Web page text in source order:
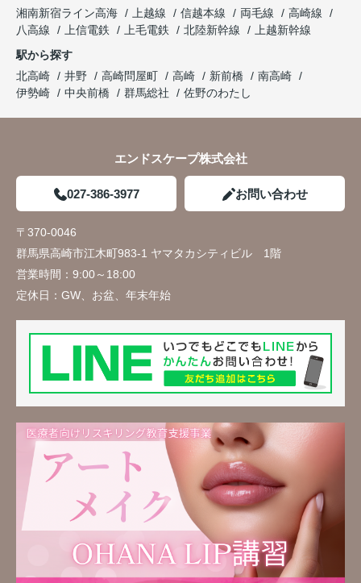
湘南新宿ライン高海
上越線 信越本線 両毛線
高崎線
八高線
上信電鉄 上毛電鉄 北陸新幹線
上越新幹線
駅から探す
北高崎
井野 高崎問屋町 高崎 新前橋
南高崎
伊勢崎
中央前橋 群馬総社 佐野のわたし
エンドスケープ株式会社
027-386-3977 お問い合わせ
〒370-0046
群馬県高崎市江木町983-1 ヤマタカシティビル 1階
営業時間： 9:00～18:00
定休日： GW、お盆、年末年始